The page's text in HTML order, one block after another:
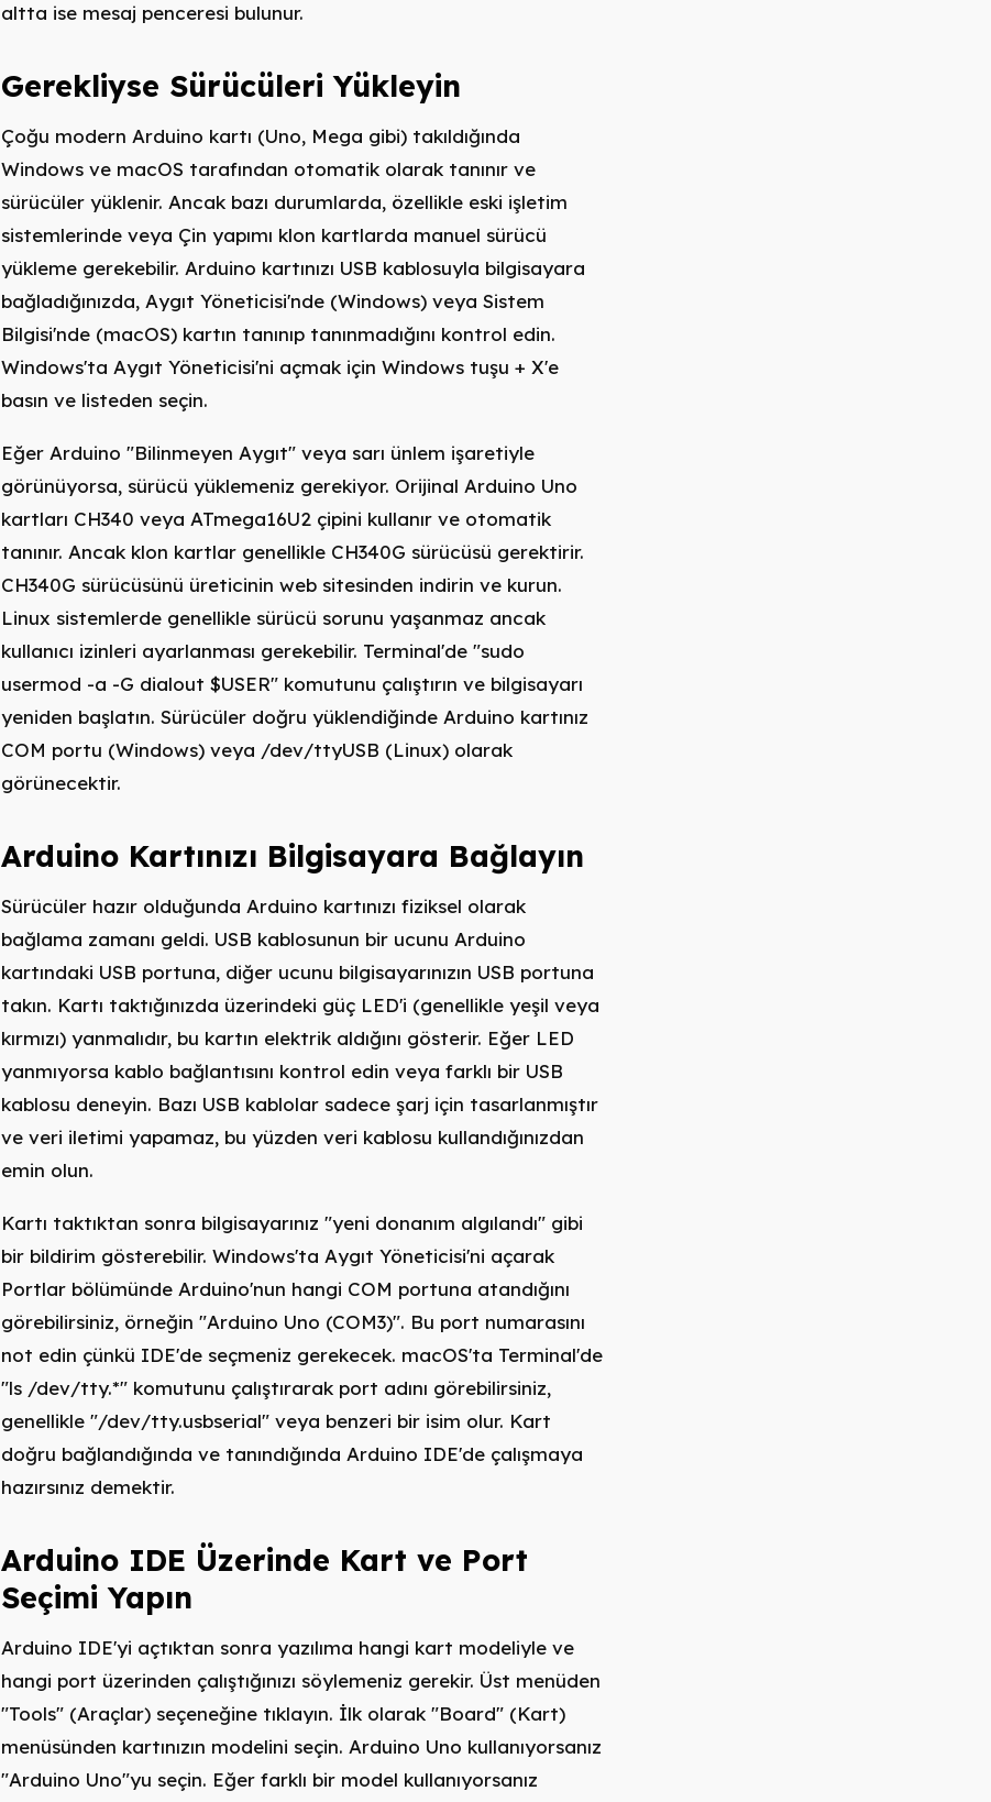
altta ise mesaj penceresi bulunur.
Gerekliyse Sürücüleri Yükleyin
Çoğu modern Arduino kartı (Uno, Mega gibi) takıldığında
Windows ve macOS tarafından otomatik olarak tanınır ve
sürücüler yüklenir. Ancak bazı durumlarda, özellikle eski işletim
sistemlerinde veya Çin yapımı klon kartlarda manuel sürücü
yükleme gerekebilir. Arduino kartınızı USB kablosuyla bilgisayara
bağladığınızda, Aygıt Yöneticisi'nde (Windows) veya Sistem
Bilgisi'nde (macOS) kartın tanınıp tanınmadığını kontrol edin.
Windows'ta Aygıt Yöneticisi'ni açmak için Windows tuşu + X'e
basın ve listeden seçin.
Eğer Arduino "Bilinmeyen Aygıt" veya sarı ünlem işaretiyle
görünüyorsa, sürücü yüklemeniz gerekiyor. Orijinal Arduino Uno
kartları CH340 veya ATmega16U2 çipini kullanır ve otomatik
tanınır. Ancak klon kartlar genellikle CH340G sürücüsü gerektirir.
CH340G sürücüsünü üreticinin web sitesinden indirin ve kurun.
Linux sistemlerde genellikle sürücü sorunu yaşanmaz ancak
kullanıcı izinleri ayarlanması gerekebilir. Terminal'de "sudo
usermod -a -G dialout $USER" komutunu çalıştırın ve bilgisayarı
yeniden başlatın. Sürücüler doğru yüklendiğinde Arduino kartınız
COM portu (Windows) veya /dev/ttyUSB (Linux) olarak
görünecektir.
Arduino Kartınızı Bilgisayara Bağlayın
Sürücüler hazır olduğunda Arduino kartınızı fiziksel olarak
bağlama zamanı geldi. USB kablosunun bir ucunu Arduino
kartındaki USB portuna, diğer ucunu bilgisayarınızın USB portuna
takın. Kartı taktığınızda üzerindeki güç LED'i (genellikle yeşil veya
kırmızı) yanmalıdır, bu kartın elektrik aldığını gösterir. Eğer LED
yanmıyorsa kablo bağlantısını kontrol edin veya farklı bir USB
kablosu deneyin. Bazı USB kablolar sadece şarj için tasarlanmıştır
ve veri iletimi yapamaz, bu yüzden veri kablosu kullandığınızdan
emin olun.
Kartı taktıktan sonra bilgisayarınız "yeni donanım algılandı" gibi
bir bildirim gösterebilir. Windows'ta Aygıt Yöneticisi'ni açarak
Portlar bölümünde Arduino'nun hangi COM portuna atandığını
görebilirsiniz, örneğin "Arduino Uno (COM3)". Bu port numarasını
not edin çünkü IDE'de seçmeniz gerekecek. macOS'ta Terminal'de
"ls /dev/tty.*" komutunu çalıştırarak port adını görebilirsiniz,
genellikle "/dev/tty.usbserial" veya benzeri bir isim olur. Kart
doğru bağlandığında ve tanındığında Arduino IDE'de çalışmaya
hazırsınız demektir.
Arduino IDE Üzerinde Kart ve Port
Seçimi Yapın
Arduino IDE'yi açtıktan sonra yazılıma hangi kart modeliyle ve
hangi port üzerinden çalıştığınızı söylemeniz gerekir. Üst menüden
"Tools" (Araçlar) seçeneğine tıklayın. İlk olarak "Board" (Kart)
menüsünden kartınızın modelini seçin. Arduino Uno kullanıyorsanız
"Arduino Uno"yu seçin. Eğer farklı bir model kullanıyorsanız